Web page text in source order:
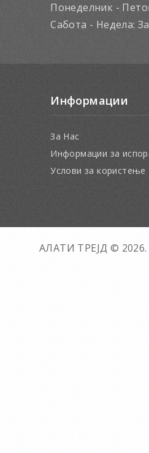
Понеделник -
Сабота - Недела:
Информации
За Нас
Информации за
Услови за користење
АЛАТИ ТРЕЈД © 2026.